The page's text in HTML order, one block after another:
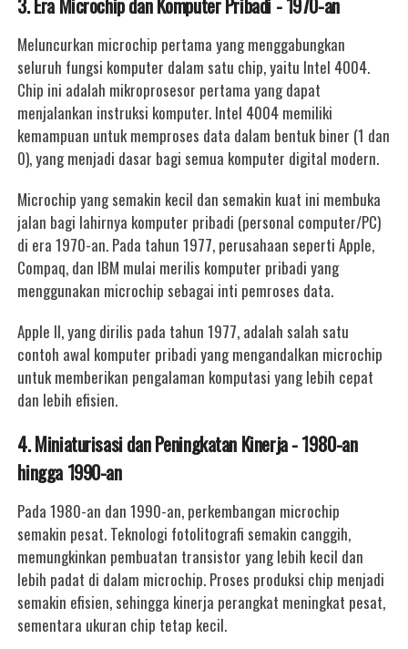
Meluncurkan microchip pertama yang menggabungkan
seluruh fungsi komputer dalam satu chip, yaitu Intel 4004.
Chip ini adalah mikroprosesor pertama yang dapat
menjalankan instruksi komputer. Intel 4004 memiliki
kemampuan untuk memproses data dalam bentuk biner (1 dan
0), yang menjadi dasar bagi semua komputer digital modern.
Microchip yang semakin kecil dan semakin kuat ini membuka
jalan bagi lahirnya komputer pribadi (personal computer/PC)
di era 1970-an. Pada tahun 1977, perusahaan seperti Apple,
Compaq, dan IBM mulai merilis komputer pribadi yang
menggunakan microchip sebagai inti pemroses data.
Apple II, yang dirilis pada tahun 1977, adalah salah satu
contoh awal komputer pribadi yang mengandalkan microchip
untuk memberikan pengalaman komputasi yang lebih cepat
dan lebih efisien.
4. Miniaturisasi dan Peningkatan Kinerja - 1980-an
hingga 1990-an
Pada 1980-an dan 1990-an, perkembangan microchip
semakin pesat. Teknologi fotolitografi semakin canggih,
memungkinkan pembuatan transistor yang lebih kecil dan
lebih padat di dalam microchip. Proses produksi chip menjadi
semakin efisien, sehingga kinerja perangkat meningkat pesat,
sementara ukuran chip tetap kecil.